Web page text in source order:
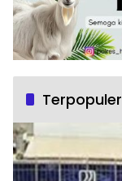
Terpopuler